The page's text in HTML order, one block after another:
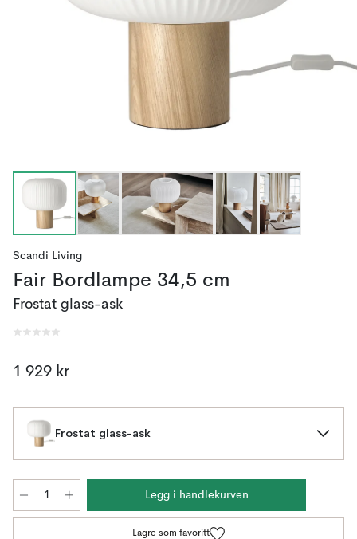
Scandi Living
Fair Bordlampe 34,5 cm
Frostat glass-ask
1 929 kr
Frostat glass-ask
Legg i handlekurven
Lagre som favoritt